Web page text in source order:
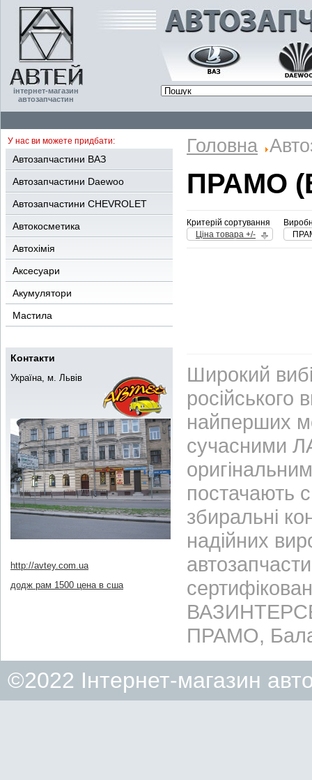
інтернет-магазин
автозапчастин
У нас ви можете придбати:
Автозапчастини ВАЗ
Автозапчастини Daewoo
Автозапчастини CHEVROLET
Автокосметика
Автохімія
Аксесуари
Акумулятори
Мастила
Контакти
Україна, м. Львів
http://avtey.com.ua
додж рам 1500 цена в сша
Головна
ПРАМО
Критерій сортування
Ціна товара +/-
Широкий
найперших
сучасними
постачають
збиральні
надійних
ПРАМО,
©2022 Інтернет-магазин